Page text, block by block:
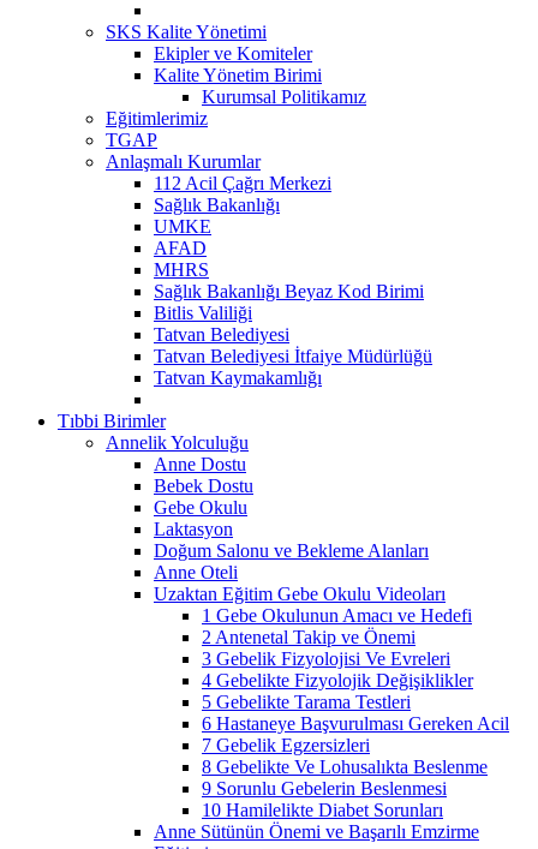
SKS Kalite Yönetimi
Ekipler ve Komiteler
Kalite Yönetim Birimi
Kurumsal Politikamız
Eğitimlerimiz
TGAP
Anlaşmalı Kurumlar
112 Acil Çağrı Merkezi
Sağlık Bakanlığı
UMKE
AFAD
MHRS
Sağlık Bakanlığı Beyaz Kod Birimi
Bitlis Valiliği
Tatvan Belediyesi
Tatvan Belediyesi İtfaiye Müdürlüğü
Tatvan Kaymakamlığı
Tıbbi Birimler
Annelik Yolculuğu
Anne Dostu
Bebek Dostu
Gebe Okulu
Laktasyon
Doğum Salonu ve Bekleme Alanları
Anne Oteli
Uzaktan Eğitim Gebe Okulu Videoları
1 Gebe Okulunun Amacı ve Hedefi
2 Antenetal Takip ve Önemi
3 Gebelik Fizyolojisi Ve Evreleri
4 Gebelikte Fizyolojik Değişiklikler
5 Gebelikte Tarama Testleri
6 Hastaneye Başvurulması Gereken Acil
7 Gebelik Egzersizleri
8 Gebelikte Ve Lohusalıkta Beslenme
9 Sorunlu Gebelerin Beslenmesi
10 Hamilelikte Diabet Sorunları
Anne Sütünün Önemi ve Başarılı Emzirme